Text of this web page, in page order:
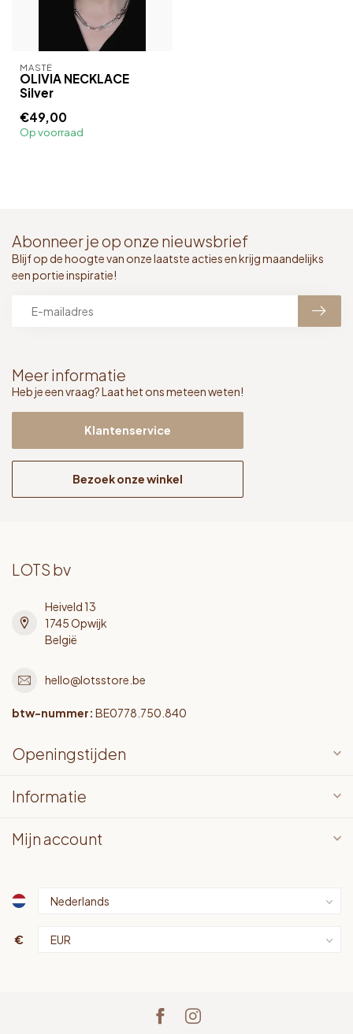
MASTÉ
OLIVIA NECKLACE
Silver
€49,00
Op voorraad
Meer informatie
Heb je een vraag? Laat het ons meteen weten!
Klantenservice
Bezoek onze winkel
Abonneer je op onze nieuwsbrief
Blijf op de hoogte van onze laatste acties en krijg maandelijks
een portie inspiratie!
LOTS bv
Heiveld 13
1745 Opwijk
België
hello@lotsstore.be
btw-nummer: BE0778.750.840
Openingstijden
Informatie
Mijn account
€